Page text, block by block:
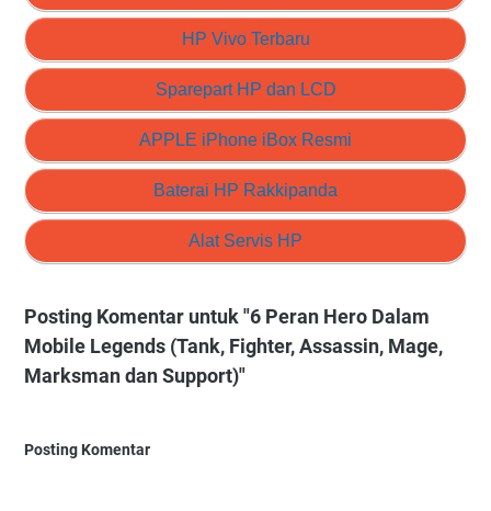
HP Vivo Terbaru
Sparepart HP dan LCD
APPLE iPhone iBox Resmi
Baterai HP Rakkipanda
Alat Servis HP
Posting Komentar untuk "6 Peran Hero Dalam
Mobile Legends (Tank, Fighter, Assassin, Mage,
Marksman dan Support)"
Posting Komentar